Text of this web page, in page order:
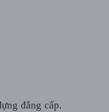
đẳng cấp.